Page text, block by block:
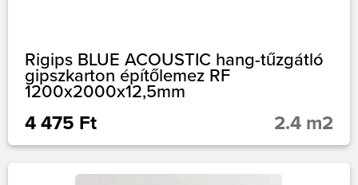
Rigips BLUE ACOUSTIC hang-tűzgátló
gipszkarton építőlemez RF
1200x2000x12,5mm
4 475 Ft 2.4 m2